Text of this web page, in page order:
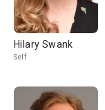
Hilary Swank
Self